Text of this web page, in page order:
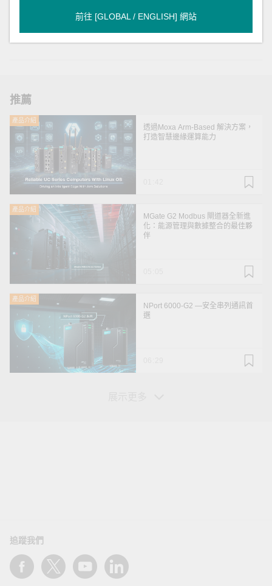
產品介紹 電力能源
推薦
產品介紹
透過Moxa Arm-Based 解決方案，
打造智慧邊緣運算能力
產品介紹
MGate G2 Modbus 閘道器全新進
化：能源管理與數據整合的最佳夥
伴
產品介紹
NPort 6000-G2 —安全串列通訊首
選
名*
追蹤我們
前往 [GLOBAL / ENGLISH] 網站